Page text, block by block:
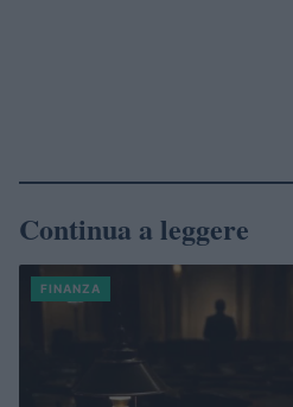
Continua a leggere
FINANZA